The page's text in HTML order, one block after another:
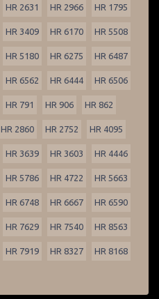
HR 2631 HR 2966 HR 1795
HR 3409 HR 6170 HR 5508
HR 5180 HR 6275 HR 6487
HR 6562 HR 6444 HR 6506
HR 791 HR 906 HR 862
HR 2860 HR 2752 HR 4095
HR 3639 HR 3603 HR 4446
HR 5786 HR 4722 HR 5663
HR 6748 HR 6667 HR 6590
HR 7629 HR 7540 HR 8563
HR 7919 HR 8327 HR 8168